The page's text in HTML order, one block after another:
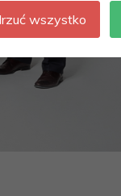
wszystko